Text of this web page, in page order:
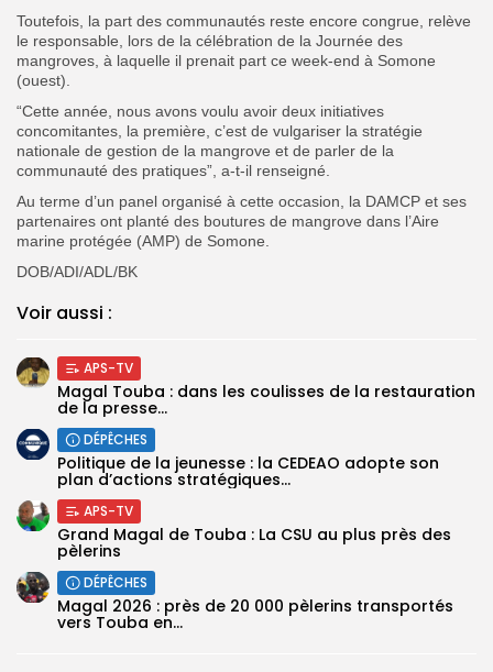
Toutefois, la part des communautés reste encore congrue, relève
le responsable, lors de la célébration de la Journée des
mangroves, à laquelle il prenait part ce week-end à Somone
(ouest).
“Cette année, nous avons voulu avoir deux initiatives
concomitantes, la première, c’est de vulgariser la stratégie
nationale de gestion de la mangrove et de parler de la
communauté des pratiques”, a-t-il renseigné.
Au terme d’un panel organisé à cette occasion, la DAMCP et ses
partenaires ont planté des boutures de mangrove dans l’Aire
marine protégée (AMP) de Somone.
DOB/ADI/ADL/BK
Voir aussi :
APS-TV
Magal Touba : dans les coulisses de la restauration
de la presse...
DÉPÊCHES
Politique de la jeunesse : la CEDEAO adopte son
plan d’actions stratégiques...
APS-TV
Grand Magal de Touba : La CSU au plus près des
pèlerins
DÉPÊCHES
Magal 2026 : près de 20 000 pèlerins transportés
vers Touba en...